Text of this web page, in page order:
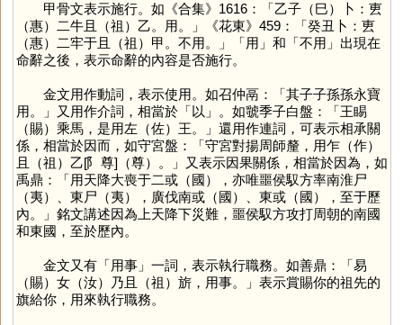
甲骨文表示施行。如《合集》1616：「乙子（巳）卜：叀
（惠）二牛且（祖）乙。用。」《花東》459：「癸丑卜：叀
（惠）二牢于且（祖）甲。不用。」「用 」和「不用」出現在
命辭之後，表示命辭的內容是否施行。
金文用作動詞，表示使用。如召仲鬲：「其子子孫孫永寶
用。」又用作介詞，相當於「以 」。如虢季子白盤：「王睗
（賜）乘馬，是用左（佐）王。」還用作連詞，可表示相承關
係，相當於因而，如守宮盤：「守宮對揚周師釐，用乍（作）
且（祖）乙[⻖尊]（尊）。」又表示因果關係，相當於因為，如
禹鼎：「用天降大喪于二或（國），亦唯噩侯馭方率南淮尸
（夷）、東尸（夷），廣伐南或（國）、東或（國），至于歷
內。」銘文講述因為上天降下災難，噩侯馭方攻打周朝的南國
和東國，至於歷內。
金文又有「用事」一詞，表示執行職務。如善鼎：「易
（賜）女（汝）乃且（祖）旂，用事。」表示賞賜你的祖先的
旗給你，用來執行職務。